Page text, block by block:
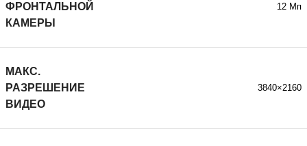
ФРОНТАЛЬНОЙ
КАМЕРЫ
12 Мп
МАКС.
РАЗРЕШЕНИЕ
ВИДЕО
3840×2160